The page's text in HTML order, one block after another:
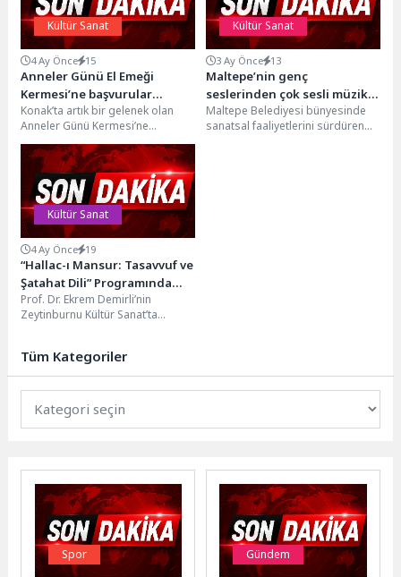
Kültür Sanat
4 Ay Önce 15
Anneler Günü El Emeği
Kermesi’ne başvurular
başladı
Konak’ta artık bir gelenek olan
Anneler Günü Kermesi’ne
başvurular başladı. Anneler
Günü’nünü el emeği hediyelerle...
Kültür Sanat
3 Ay Önce 13
Maltepe’nin genç
seslerinden çok sesli müzik
ziyafeti
Maltepe Belediyesi bünyesinde
sanatsal faaliyetlerini sürdüren
Kültür Sanat
4 Ay Önce 19
“Hallac-ı Mansur: Tasavvuf ve
Şatahat Dili” Programında
Nisan Ayı Semineri
Gerçekleşti!
Prof. Dr. Ekrem Demirli’nin
Zeytinburnu Kültür Sanat’ta
Tüm Kategoriler
Spor Gündem